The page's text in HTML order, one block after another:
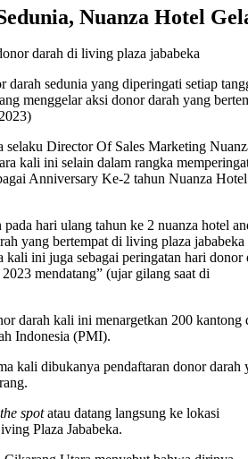
Nuanza Hotel
darah sedunia yang diperingati setiap
menggelar aksi donor darah yang
selaku Director Of Sales Marketing
kali ini selain dalam rangka
Anniversary Ke-2 tahun Nuanza
hari ulang tahun ke 2 nuanza hotel
yang bertempat di living plaza jababeka
kali ini juga sebagai peringatan hari donor
mendatang” (ujar gilang saat di
darah kali ini menargetkan 200 kantong
Indonesia (PMI).
kali dibukanya pendaftaran donor darah
spotatau datang langsung ke lokasi
Plaza Jababeka.